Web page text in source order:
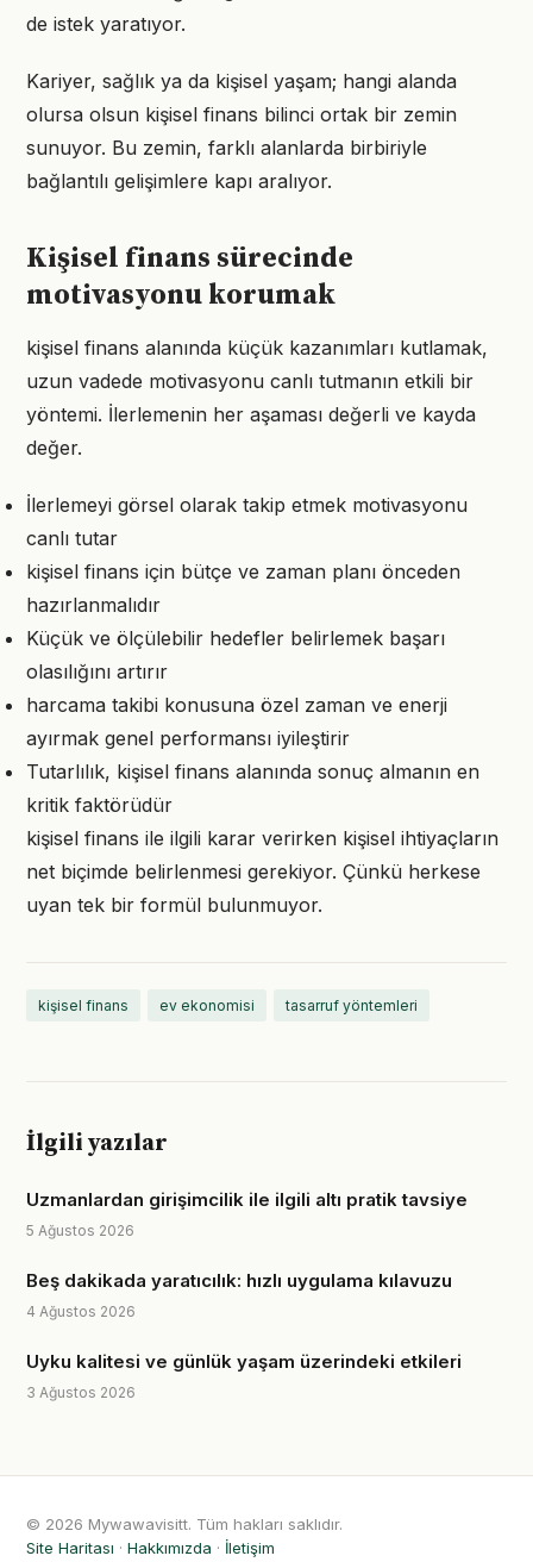
de istek yaratıyor.
Kariyer, sağlık ya da kişisel yaşam; hangi alanda
olursa olsun kişisel finans bilinci ortak bir zemin
sunuyor. Bu zemin, farklı alanlarda birbiriyle
bağlantılı gelişimlere kapı aralıyor.
Kişisel finans sürecinde
motivasyonu korumak
kişisel finans alanında küçük kazanımları kutlamak,
uzun vadede motivasyonu canlı tutmanın etkili bir
yöntemi. İlerlemenin her aşaması değerli ve kayda
değer.
İlerlemeyi görsel olarak takip etmek motivasyonu
canlı tutar
kişisel finans için bütçe ve zaman planı önceden
hazırlanmalıdır
Küçük ve ölçülebilir hedefler belirlemek başarı
olasılığını artırır
harcama takibi konusuna özel zaman ve enerji
ayırmak genel performansı iyileştirir
Tutarlılık, kişisel finans alanında sonuç almanın en
kritik faktörüdür
kişisel finans ile ilgili karar verirken kişisel ihtiyaçların
net biçimde belirlenmesi gerekiyor. Çünkü herkese
uyan tek bir formül bulunmuyor.
kişisel finans ev ekonomisi tasarruf yöntemleri
İlgili yazılar
Uzmanlardan girişimcilik ile ilgili altı pratik tavsiye
5 Ağustos 2026
Beş dakikada yaratıcılık: hızlı uygulama kılavuzu
4 Ağustos 2026
Uyku kalitesi ve günlük yaşam üzerindeki etkileri
3 Ağustos 2026
© 2026 Mywawavisitt. Tüm hakları saklıdır.
Site Haritası · Hakkımızda · İletişim